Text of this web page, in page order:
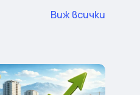
Виж всички